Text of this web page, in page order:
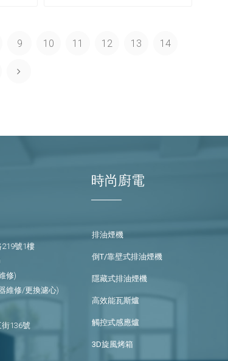
9 10 11 12 13 14
號1樓
修)
維修/更換濾心)
136號
時尚廚電
排油煙機
倒T/靠壁式排油煙機
隱藏式排油煙機
高效能瓦斯爐
觸控式感應爐
3D旋風烤箱